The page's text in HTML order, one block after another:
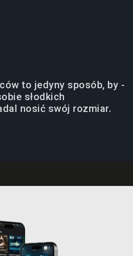
to jedyny sposób, by -
słodkich
nosić swój rozmiar.